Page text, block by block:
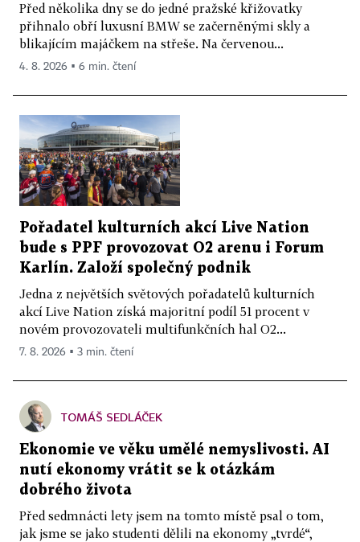
Před několika dny se do jedné pražské křižovatky
přihnalo obří luxusní BMW se začerněnými skly a
blikajícím majáčkem na střeše. Na červenou...
4. 8. 2026 ▪ 6 min. čtení
Pořadatel kulturních akcí Live Nation
bude s PPF provozovat O2 arenu i Forum
Karlín. Založí společný podnik
Jedna z největších světových pořadatelů kulturních
akcí Live Nation získá majoritní podíl 51 procent v
novém provozovateli multifunkčních hal O2...
7. 8. 2026 ▪ 3 min. čtení
TOMÁŠ SEDLÁČEK
Ekonomie ve věku umělé nemyslivosti. AI
nutí ekonomy vrátit se k otázkám
dobrého života
Před sedmnácti lety jsem na tomto místě psal o tom,
jak jsme se jako studenti dělili na ekonomy „tvrdé“,